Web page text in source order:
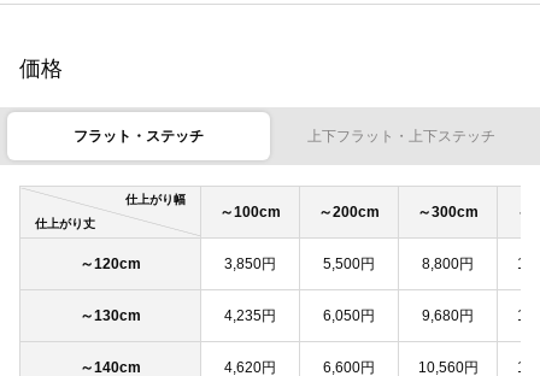
価格
フラット・ステッチ 上下フラット・上下ステッチ
仕上がり幅
仕上がり丈
～100cm ～200cm ～300cm ～
～120cm 3,850円 5,500円 8,800円
～130cm 4,235円 6,050円 9,680円
～140cm 4,620円 6,600円 10,560円